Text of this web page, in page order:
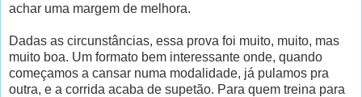
achar uma margem de melhora.
Dadas as circunstâncias, essa prova foi muito, muito, mas
muito boa. Um formato bem interessante onde, quando
começamos a cansar numa modalidade, já pulamos pra
outra, e a corrida acaba de supetão. Para quem treina para